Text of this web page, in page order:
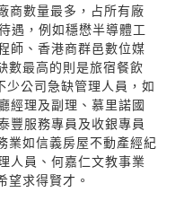
商數量最多，占所有廠
遇，例如穩懋半導體工
師、香港商群邑數位媒
數最高的則是旅宿餐飲
公司急缺管理人員，如
經理及副理、慕里諾國
豐服務專員及收銀專員
業如信義房屋不動產經紀
人員、何嘉仁文教事業
望求得賢才。